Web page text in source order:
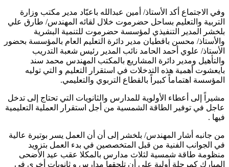
وفي الاجتماع أكد الأستاذ/ أمين عبدالله باعبّاد مدير مكتب وزارة
التربية والتعليم بساحل حضرموت خلال لقائه المهندس/ طارق علي
بلخشر المدير التنفيذي لمؤسسة حضرموت للتنمية البشرية
والأستاذ/ محسن باقطيان مدير دائرة التعليم العام بالمؤسسة بحضور
الأستاذ/ علوي أحمد الحامد نائب المدير رئيس شعبة التدريب
والتأهيل ومدير دائرة المشاريع بالمكتب المهندس محمد سند
بايعشوت أهمية هذه التدخلات في استقرار التعليم و التي توليه
المؤسسة اهتماماً كبيراً بالقطاع التربوي والتعليمي.
مشيراً إلى أعطاء الأولوية للمدارس والثانويات التي تحتاج إلى تدخل
عاجل في توفير الطاقة الشمسية من أجل استقرار العملية التعليمية
فيها .
من جانبه أشار المهندس/ بلخشر إلى أن أن العمل يسر بوتيرة عالية
في الجوانب الفنية من قبل المتخصصين في بدء العمل بتزويد
منظومة طاقة شمسية لثلاث مدارس بالمكلا عقب عيد الأضحى
المبارك كمرحلة أولية على أن تلحقها مدارس و ثانويات أخرى في